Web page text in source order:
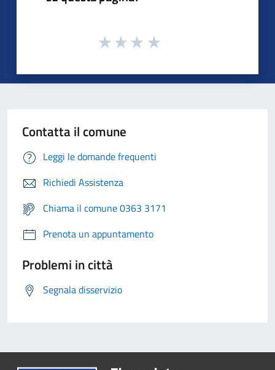
Contatta il comune
Leggi le domande frequenti
Richiedi Assistenza
Chiama il comune 0363 3171
Prenota un appuntamento
Problemi in città
Segnala disservizio